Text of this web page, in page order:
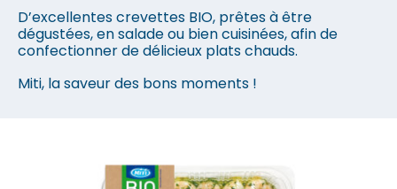
D’excellentes crevettes BIO, prêtes à être
dégustées, en salade ou bien cuisinées, afin de
confectionner de délicieux plats chauds.
Miti, la saveur des bons moments !